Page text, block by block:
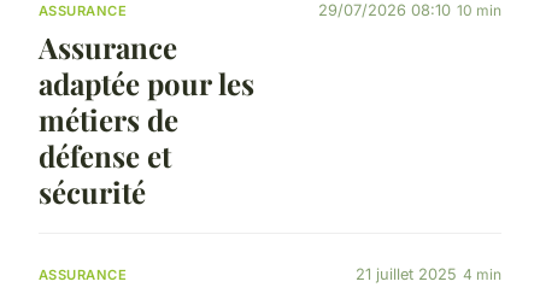
ASSURANCE
Assurance
adaptée pour les
métiers de
défense et
sécurité
29/07/2026 08:10 10 min
ASSURANCE 21 juillet 2025 4 min